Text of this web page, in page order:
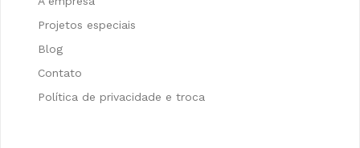
Projetos especiais
Blog
Contato
Política de privacidade e troca